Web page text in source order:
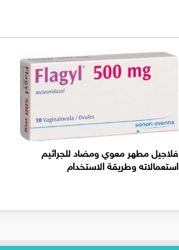
فلاجيل مطهر معوي ومضاد للجراثيم
استعمالاته وطريقة الاستخدام